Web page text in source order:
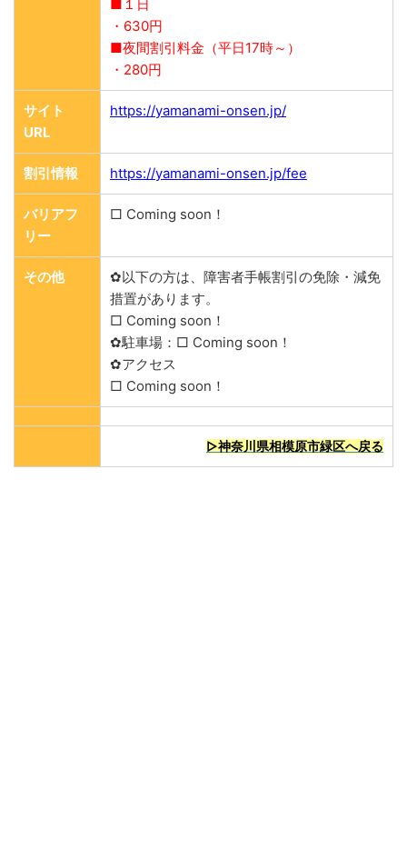
■１日
・630円
■夜間割引料金（平日17時～）
・280円
サイト
URL
https://yamanami-onsen.jp/
割引情報 https://yamanami-onsen.jp/fee
バリアフ
リー
□ Coming soon！
その他
✿以下の方は、障害者手帳割引の免除・減免
措置があります。
□ Coming soon！
✿駐車場：□ Coming soon！
✿アクセス
□ Coming soon！
▷神奈川県相模原市緑区へ戻る